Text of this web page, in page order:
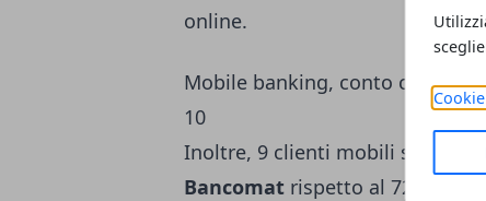
online.
Mobile banking, conto corrente
10
Inoltre, 9 clienti mobili su 10
Bancomat rispetto al 72% che